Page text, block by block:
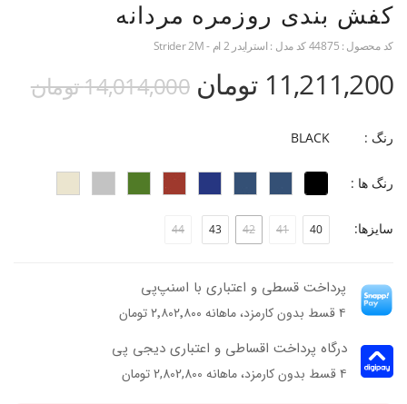
کفش بندی روزمره مردانه
کد محصول : 44875کد مدل : استرایدر 2 ام - Strider 2M
11,211,200 تومان 14,014,000 تومان
رنگ : BLACK
رنگ ها :
سایزها: 40
41
42
43
44
پرداخت قسطی و اعتباری با اسنپ‌پی
۴ قسط بدون کارمزد، ماهانه ۲٬۸۰۲٬۸۰۰ تومان
درگاه پرداخت اقساطی و اعتباری دیجی پی
۴ قسط بدون کارمزد، ماهانه 2,802,800 تومان